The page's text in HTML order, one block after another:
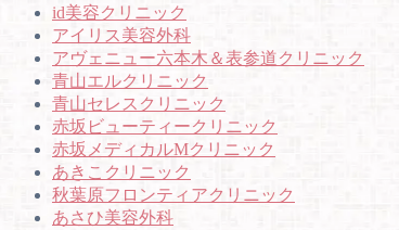
id美容クリニック
アイリス美容外科
アヴェニュー六本木＆表参道クリニック
青山エルクリニック
青山セレスクリニック
赤坂ビューティークリニック
赤坂メディカルMクリニック
あきこクリニック
秋葉原フロンティアクリニック
あさひ美容外科